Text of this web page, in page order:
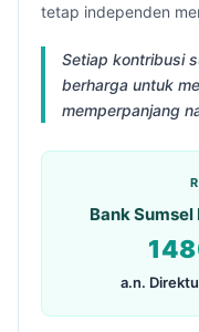
tetap independen
Setiap kontribusi
berharga untuk
memperpanjang
Bank
a.n.